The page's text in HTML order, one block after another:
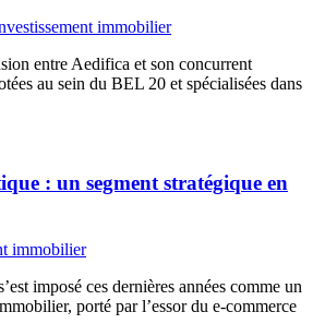
immobilier
entre Aedifica et son concurrent
au sein du BEL 20 et spécialisées dans
: un segment stratégique en
immobilier
imposé ces dernières années comme un
porté par l’essor du e-commerce